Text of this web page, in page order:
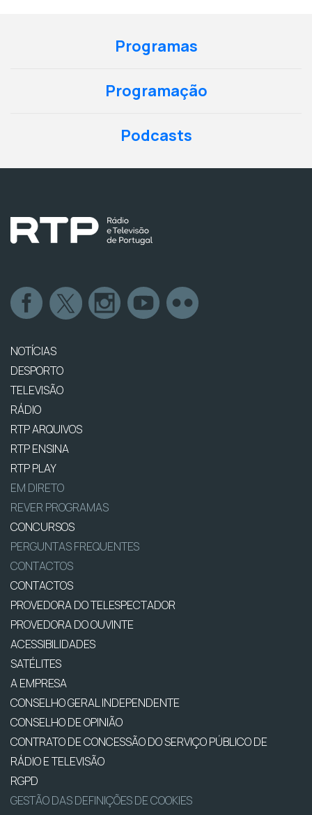
Programas
Programação
Podcasts
NOTÍCIAS
DESPORTO
TELEVISÃO
RÁDIO
RTP ARQUIVOS
RTP ENSINA
RTP PLAY
EM DIRETO
REVER PROGRAMAS
CONCURSOS
PERGUNTAS FREQUENTES
CONTACTOS
CONTACTOS
PROVEDORA DO TELESPECTADOR
PROVEDORA DO OUVINTE
ACESSIBILIDADES
SATÉLITES
A EMPRESA
CONSELHO GERAL INDEPENDENTE
CONSELHO DE OPINIÃO
CONTRATO DE CONCESSÃO DO SERVIÇO PÚBLICO DE
RÁDIO E TELEVISÃO
RGPD
GESTÃO DAS DEFINIÇÕES DE COOKIES